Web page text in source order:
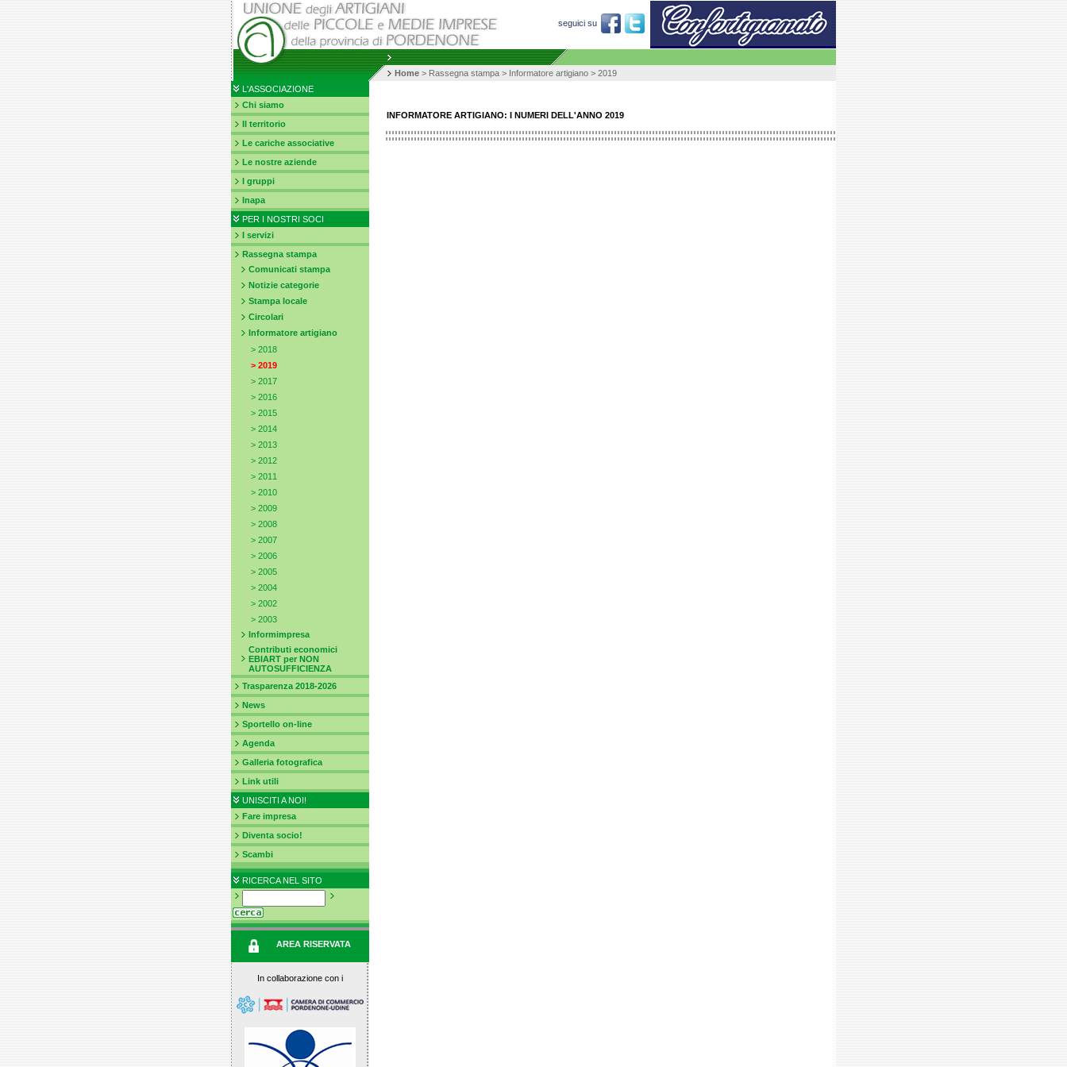
L'ASSOCIAZIONE
Chi siamo
Il territorio
Le cariche associative
Le nostre aziende
I gruppi
Inapa
PER I NOSTRI SOCI
I servizi
Rassegna stampa
Comunicati stampa
Notizie categorie
Stampa locale
Circolari
Informatore artigiano
> 2018
> 2019
> 2017
> 2016
> 2015
> 2014
> 2013
> 2012
> 2011
> 2010
> 2009
> 2008
> 2007
> 2006
> 2005
> 2004
> 2002
> 2003
Informimpresa
Contributi economici
EBIART per NON
AUTOSUFFICIENZA
Trasparenza 2018-2026
News
Sportello on-line
Agenda
Galleria fotografica
Link utili
UNISCITI A NOI!
Fare impresa
Diventa socio!
Scambi
RICERCA NEL SITO
AREA RISERVATA
In collaborazione con i
seguici su
Home > Rassegna stampa > Informatore artigiano > 2019
INFORMATORE ARTIGIANO: I NUMERI DELL'ANNO 2019